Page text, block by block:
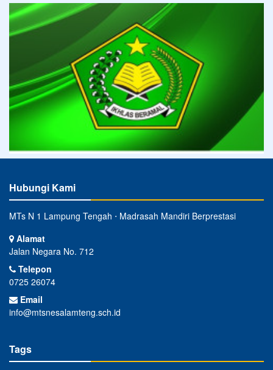
Hubungi Kami
MTs N 1 Lampung Tengah ⋅ Madrasah Mandiri Berprestasi
Alamat
Jalan Negara No. 712
Telepon
0725 26074
Email
info@mtsnesalamteng.sch.id
Tags